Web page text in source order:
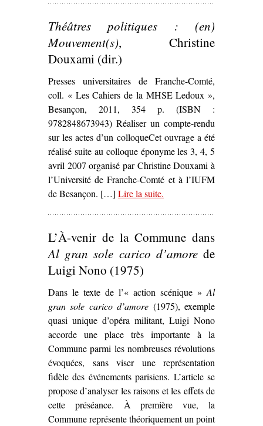
Théâtres politiques : (en)
Mouvement(s), Christine
Douxami (dir.)
Presses universitaires de Franche-Comté,
coll. « Les Cahiers de la MHSE Ledoux »,
Besançon, 2011, 354 p. (ISBN :
9782848673943) Réaliser un compte-rendu
sur les actes d’un colloqueCet ouvrage a été
réalisé suite au colloque éponyme les 3, 4, 5
avril 2007 organisé par Christine Douxami à
l’Université de Franche-Comté et à l’IUFM
de Besançon. […] Lire la suite– ‘
.
L’À-venir de la Commune dans
Al gran sole carico d’amorede
Luigi Nono (1975)
Dans le texte de l’« action scénique »Al
gran sole carico d’amore (1975), exemple
quasi unique d’opéra militant, Luigi Nono
accorde une place très importante à la
Commune parmi les nombreuses révolutions
évoquées, sans viser une représentation
fidèle des événements parisiens. L’article se
propose d’analyser les raisons et les effets de
cette préséance. À première vue, la
Commune représente théoriquement un point